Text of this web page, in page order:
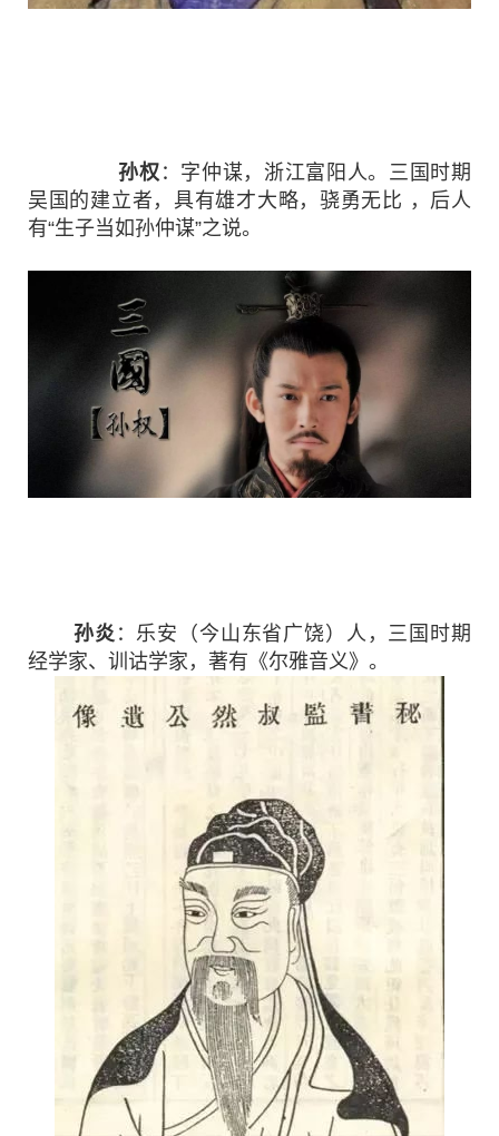
孙权 ：字仲谋，浙江富阳人。三国时期
吴国的建立者，具有雄才大略，骁勇无比 ，后人
有“生子当如孙仲谋”之说。
孙炎 ：乐安（今山东省广饶）人，三国时期